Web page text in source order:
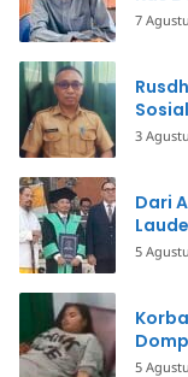
7
3
Dari
5
5